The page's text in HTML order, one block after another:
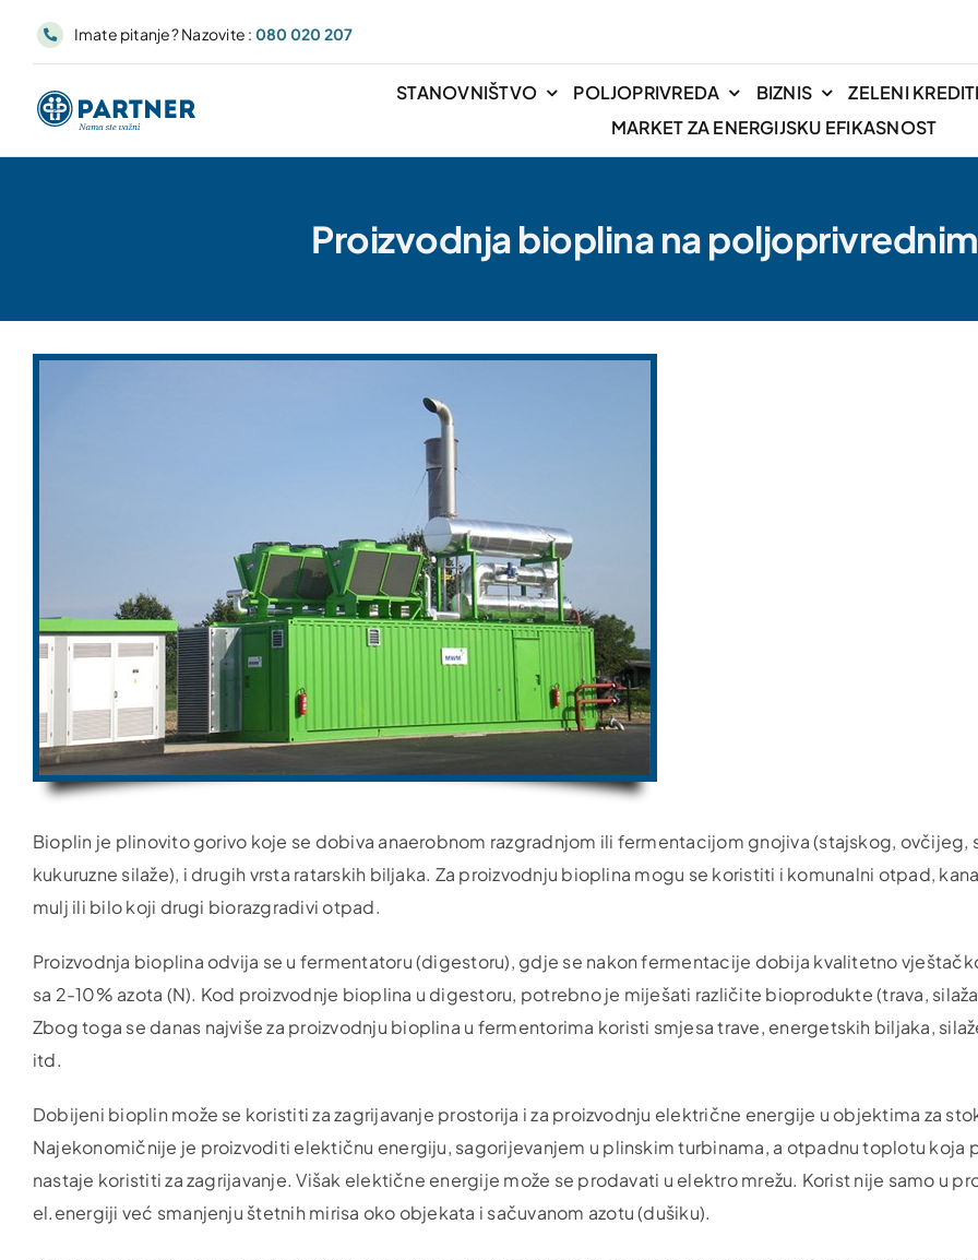
Imate pitanje? Nazovite : 080 020 207
STANOVNIŠTVO POLJOPRIVREDA BIZNIS ZELENI KREDITI
MARKET ZA ENERGIJSKU EFIKASNOST
Proizvodnja bioplina na
Bioplin je plinovito gorivo koje se dobiva anaerobnom razgradnjom ili fermentacijom gnojiva (stajskog, ovčijeg,
kukuruzne silaže), i drugih vrsta ratarskih biljaka. Za proizvodnju bioplina mogu se koristiti i komunalni otpad,
mulj ili bilo koji drugi biorazgradivi otpad.
Proizvodnja bioplina odvija se u fermentatoru (digestoru), gdje se nakon fermentacije dobija kvalitetno
sa 2-10% azota (N). Kod proizvodnje bioplina u digestoru, potrebno je miješati različite bioprodukte (trava,
Zbog toga se danas najviše za proizvodnju bioplina u fermentorima koristi smjesa trave, energetskih biljaka,
itd.
Dobijeni bioplin može se koristiti za zagrijavanje prostorija i za proizvodnju električne energije u objektima za
Najekonomičnije je proizvoditi elektičnu energiju, sagorijevanjem u plinskim turbinama, a otpadnu toplotu koja
nastaje koristiti za zagrijavanje. Višak elektične energije može se prodavati u elektro mrežu. Korist nije samo u
el.energiji već smanjenju štetnih mirisa oko objekata i sačuvanom azotu (dušiku).